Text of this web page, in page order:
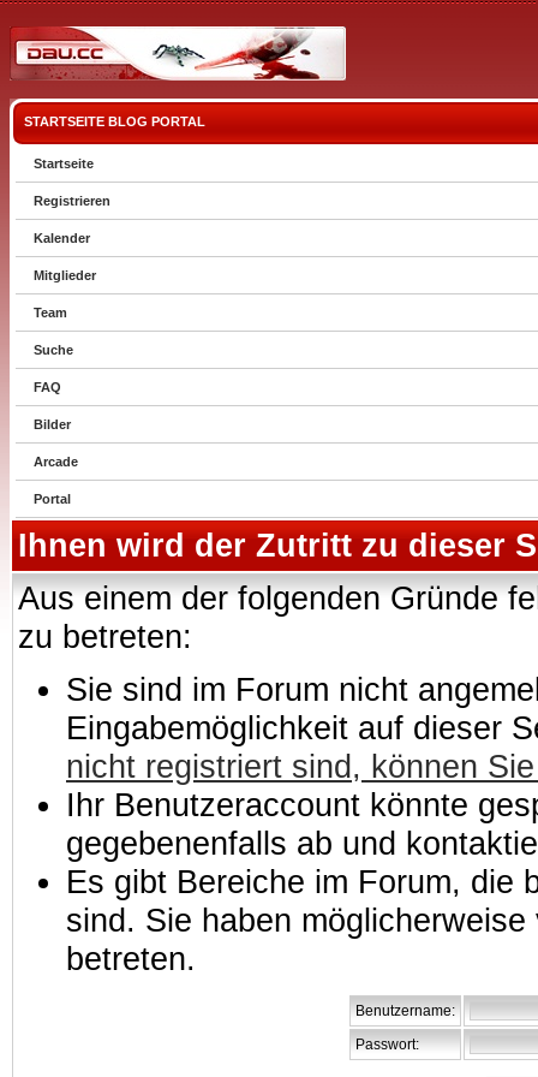
STARTSEITE BLOG PORTAL
Startseite
Registrieren
Kalender
Mitglieder
Team
Suche
FAQ
Bilder
Arcade
Portal
Ihnen wird der Zutritt zu dieser
Aus einem der folgenden Gründe
zu betreten:
Sie sind im Forum nicht
Eingabemöglichkeit auf dieser
nicht registriert sind, können
Ihr Benutzeraccount könnte
gegebenenfalls ab und
Es gibt Bereiche im Forum, die
sind. Sie haben
betreten.
Benutzername:
Passwort: